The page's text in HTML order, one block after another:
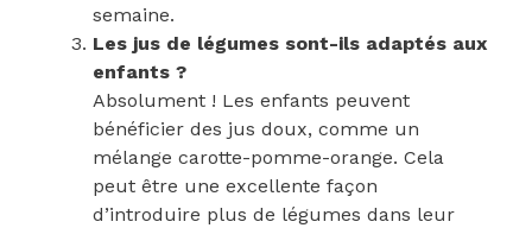
semaine.
Les jus de légumes sont-ils adaptés aux
enfants ?
Absolument ! Les enfants peuvent
bénéficier des jus doux, comme un
mélange carotte-pomme-orange. Cela
peut être une excellente façon
d’introduire plus de légumes dans leur